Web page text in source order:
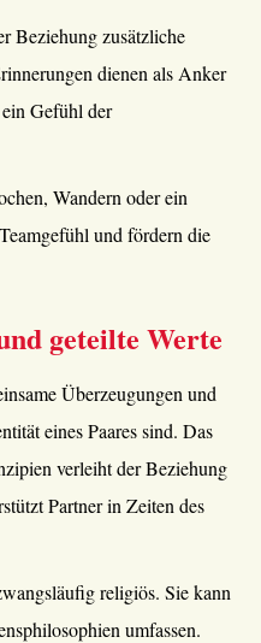
Beziehung zusätzliche
dienen als Anker
Gefühl der
Wandern oder ein
und fördern die
geteilte Werte
Überzeugungen und
eines Paares sind. Das
verleiht der Beziehung
Partner in Zeiten des
religiös. Sie kann
umfassen.